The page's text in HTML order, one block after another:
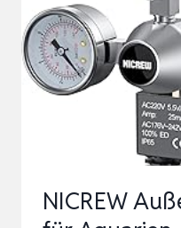
INKL.
CO2-
–
UND
–
NICREW